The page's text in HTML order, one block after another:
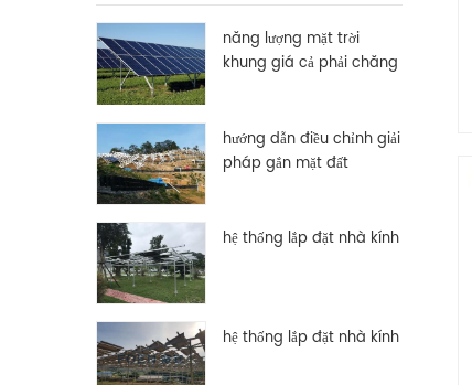
năng lượng mặt trời
khung giá cả phải chăng
hướng dẫn điều chỉnh giải
pháp gắn mặt đất
hệ thống lắp đặt nhà kính
hệ thống lắp đặt nhà kính